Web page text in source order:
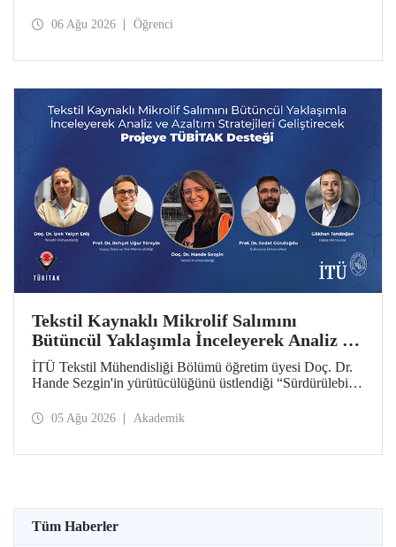
Temmuz tarihlerinde ABD’de dünyanın önde gelen
06 Ağu 2026 Öğrenci
Tekstil Kaynaklı Mikrolif Salımını
Bütüncül Yaklaşımla İnceleyerek Analiz ve
Azaltım Stratejileri Geliştirecek Projeye
TÜBİTAK Desteği
İTÜ Tekstil Mühendisliği Bölümü öğretim üyesi Doç. Dr.
Hande Sezgin'in yürütücülüğünü üstlendiği “Sürdürülebilir
Koşullarına Bağlı Mikrolif Salımı: Aşınma, UV Maruziyeti
05 Ağu 2026 Akademik
Tüm Haberler